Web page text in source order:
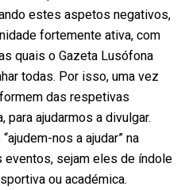
estes aspetos negativos,
fortemente ativa, com
quais o Gazeta Lusófona
todas. Por isso, uma vez
das respetivas
ajudarmos a divulgar.
nos a ajudar” na
sejam eles de índole
ou académica.